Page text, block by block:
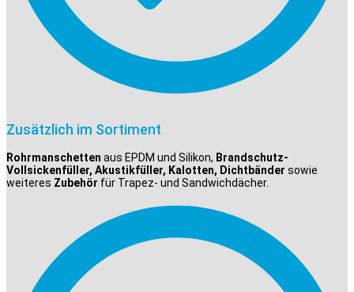
Zusätzlich im Sortiment
Rohrmanschetten aus EPDM und Silikon, Brandschutz-
Vollsickenfüller, Akustikfüller, Kalotten, Dichtbänder sowie
weiteres Zubehör für Trapez- und Sandwichdächer.